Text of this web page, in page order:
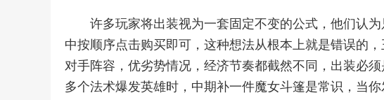
许多玩家将出装视为一套固定不变的公式，他们认
中按顺序点击购买即可，这种想法从根本上就是错误的
对手阵容，优劣势情况，经济节奏都截然不同，出装必
多个法术爆发英雄时，中期补一件魔女斗篷是常识，当